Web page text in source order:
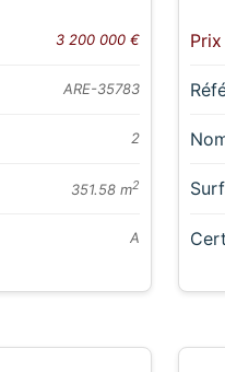
3 200 000 €
ARE-35783
2
351.58 m2
A